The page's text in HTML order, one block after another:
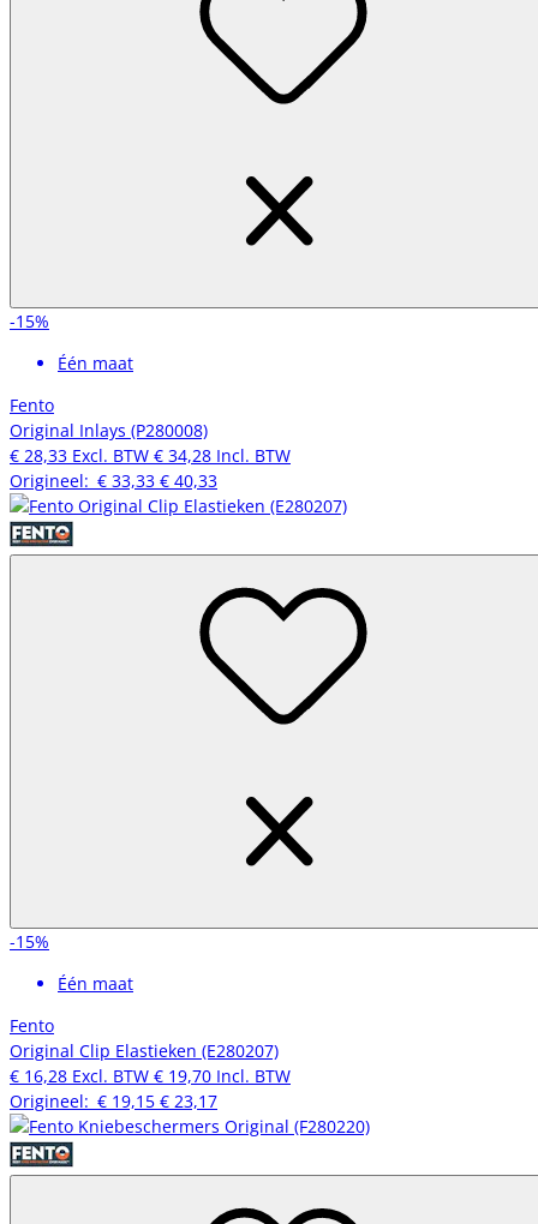
-15%
Één maat
Fento
Original Inlays (P280008)
€ 28,33 Excl. BTW € 34,28 Incl. BTW
Origineel: € 33,33 € 40,33
-15%
Één maat
Fento
Original Clip Elastieken (E280207)
€ 16,28 Excl. BTW € 19,70 Incl. BTW
Origineel: € 19,15 € 23,17